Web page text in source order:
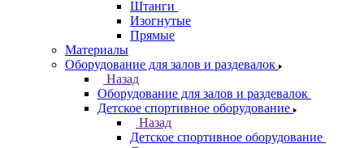
Штанги
Изогнутые
Прямые
Материалы
Оборудование для залов и раздевалок
Назад
Оборудование для залов и раздевалок
Детское спортивное оборудование
Назад
Детское спортивное оборудование